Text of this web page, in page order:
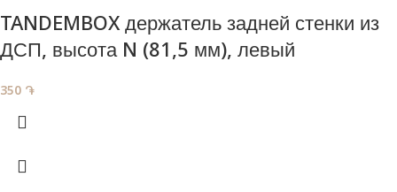
TANDEMBOX держатель задней стенки из
ДСП, высота N (81,5 мм), левый
350 ֏